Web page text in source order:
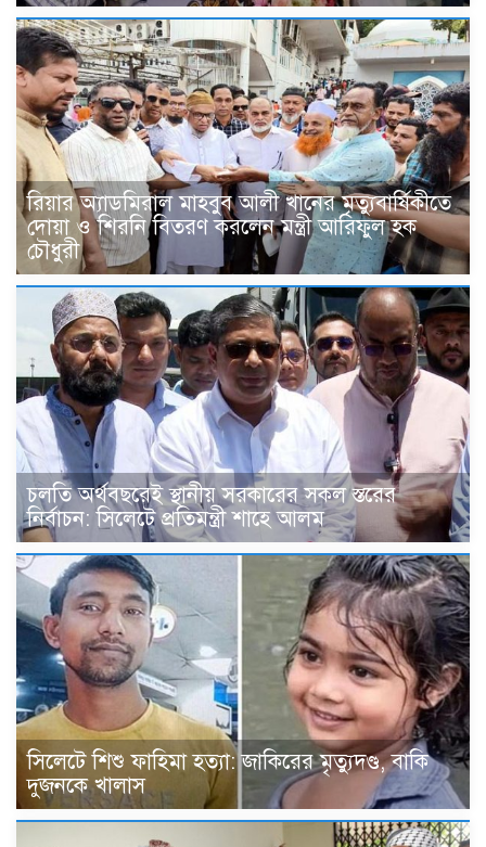
রিয়ার অ্যাডমিরাল মাহবুব আলী খানের মৃত্যুবার্ষিকীতে
দোয়া ও শিরনি বিতরণ করলেন মন্ত্রী আরিফুল হক
চৌধুরী
চলতি অর্থবছরেই স্থানীয় সরকারের সকল স্তরের
নির্বাচন: সিলেটে প্রতিমন্ত্রী শাহে আলম
সিলেটে শিশু ফাহিমা হত্যা: জাকিরের মৃত্যুদণ্ড, বাকি
দুজনকে খালাস